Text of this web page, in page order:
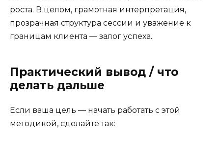
роста. В целом, грамотная интерпретация,
прозрачная структура сессии и уважение к
границам клиента — залог успеха.
Практический вывод / что
делать дальше
Если ваша цель — начать работать с этой
методикой, сделайте так: